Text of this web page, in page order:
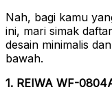
Nah, bagi kamu
ini, mari simak
desain minimalis
bawah.
1. REIWA WF-